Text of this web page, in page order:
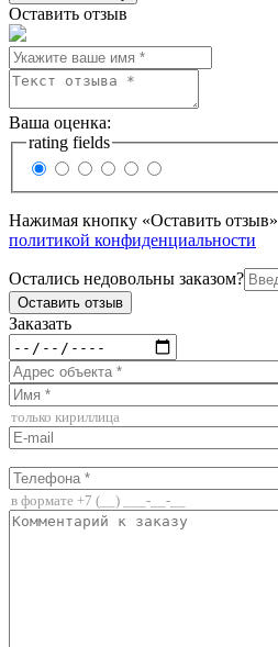
Оставить отзыв
Ваша оценка:
rating fields
Нажимая кнопку «Оставить отзыв»
политикой конфиденциальности
Остались недовольны заказом?
Заказать